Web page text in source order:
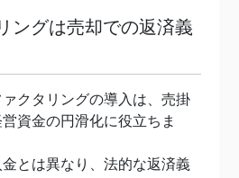
ングは売却での返済義
クタリングの導入は、売掛
資金の円滑化に役立ちま
とは異なり、法的な返済義